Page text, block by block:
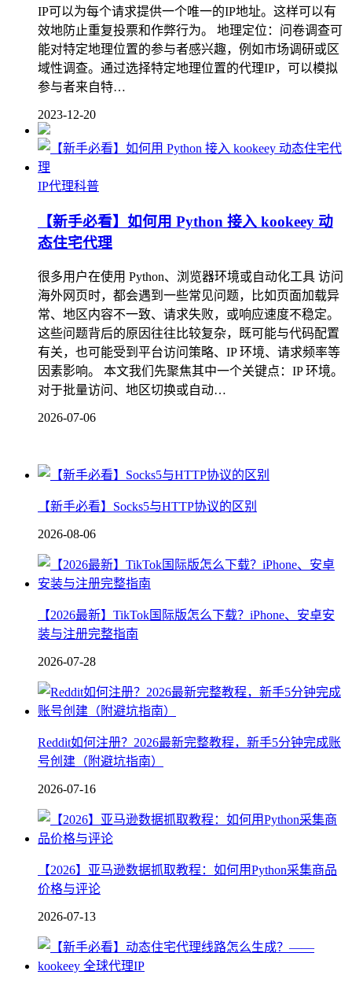
IP可以为每个请求提供一个唯一的IP地址。这样可以有
效地防止重复投票和作弊行为。 地理定位：问卷调查可
能对特定地理位置的参与者感兴趣，例如市场调研或区
域性调查。通过选择特定地理位置的代理IP，可以模拟
参与者来自特…
2023-12-20
IP代理科普
【新手必看】如何用 Python 接入 kookeey 动
态住宅代理
很多用户在使用 Python、浏览器环境或自动化工具 访问
海外网页时，都会遇到一些常见问题，比如页面加载异
常、地区内容不一致、请求失败，或响应速度不稳定。
这些问题背后的原因往往比较复杂，既可能与代码配置
有关，也可能受到平台访问策略、IP 环境、请求频率等
因素影响。 本文我们先聚焦其中一个关键点：IP 环境。
对于批量访问、地区切换或自动…
2026-07-06
【新手必看】Socks5与HTTP协议的区别
2026-08-06
【2026最新】TikTok国际版怎么下载？iPhone、安卓安
装与注册完整指南
2026-07-28
Reddit如何注册？2026最新完整教程，新手5分钟完成账
号创建（附避坑指南）
2026-07-16
【2026】亚马逊数据抓取教程：如何用Python采集商品
价格与评论
2026-07-13